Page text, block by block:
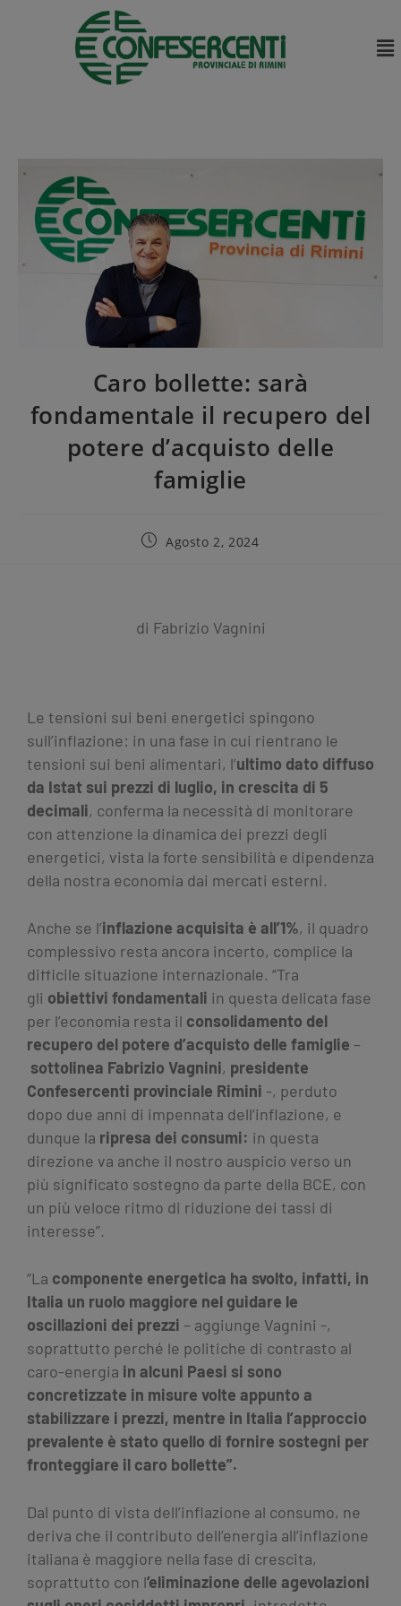
Caro bollette: sarà
fondamentale il recupero del
potere d’acquisto delle
famiglie
Agosto 2, 2024
di Fabrizio Vagnini
Le tensioni sui beni energetici spingono
sull’inflazione: in una fase in cui rientrano le
tensioni sui beni alimentari, l’ultimo dato diffuso
da Istat sui prezzi di luglio, in crescita di 5
decimali, conferma la necessità di monitorare
con attenzione la dinamica dei prezzi degli
energetici, vista la forte sensibilità e dipendenza
della nostra economia dai mercati esterni.
Anche se l’inflazione acquisita è all’1%, il quadro
complessivo resta ancora incerto, complice la
difficile situazione internazionale. “Tra
gli obiettivi fondamentali in questa delicata fase
per l’economia resta il consolidamento del
recupero del potere d’acquisto delle famiglie –
sottolinea Fabrizio Vagnini, presidente
Confesercenti provinciale Rimini -, perduto
dopo due anni di impennata dell’inflazione, e
dunque la ripresa dei consumi: in questa
direzione va anche il nostro auspicio verso un
più significato sostegno da parte della BCE, con
un più veloce ritmo di riduzione dei tassi di
interesse”.
“La componente energetica ha svolto, infatti, in
Italia un ruolo maggiore nel guidare le
oscillazioni dei prezzi – aggiunge Vagnini -,
soprattutto perché le politiche di contrasto al
caro-energia in alcuni Paesi si sono
concretizzate in misure volte appunto a
stabilizzare i prezzi, mentre in Italia l’approccio
prevalente è stato quello di fornire sostegni per
fronteggiare il caro bollette”.
Dal punto di vista dell’inflazione al consumo, ne
deriva che il contributo dell’energia all’inflazione
italiana è maggiore nella fase di crescita,
soprattutto con l’eliminazione delle agevolazioni